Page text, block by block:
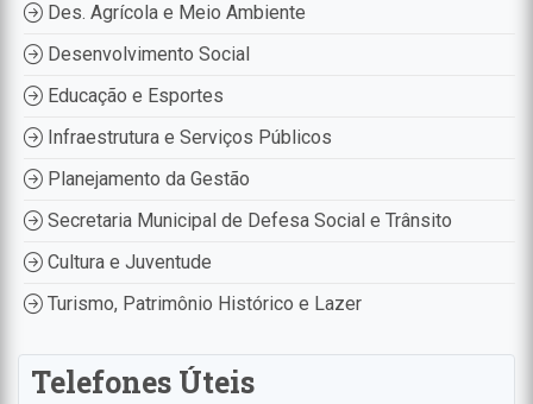
Des. Agrícola e Meio Ambiente
Desenvolvimento Social
Educação e Esportes
Infraestrutura e Serviços Públicos
Planejamento da Gestão
Secretaria Municipal de Defesa Social e Trânsito
Cultura e Juventude
Turismo, Patrimônio Histórico e Lazer
Telefones Úteis